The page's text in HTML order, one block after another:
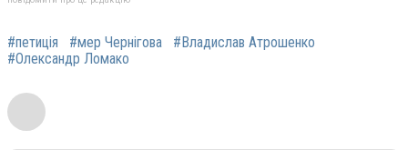
#петиція #мер Чернігова
#Владислав Атрошенко
#Олександр Ломако